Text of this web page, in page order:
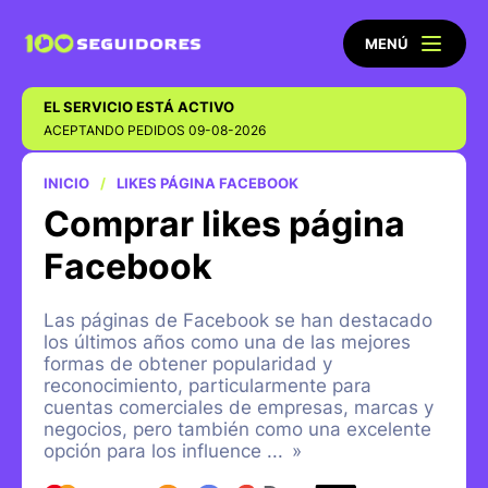
MENÚ
EL SERVICIO ESTÁ ACTIVO
ACEPTANDO PEDIDOS 09-08-2026
INICIO LIKES PÁGINA FACEBOOK
Comprar likes página
Facebook
Las páginas de Facebook se han destacado
los últimos años como una de las mejores
formas de obtener popularidad y
reconocimiento, particularmente para
cuentas comerciales de empresas, marcas y
negocios, pero también como una excelente
opción para los influence ... »